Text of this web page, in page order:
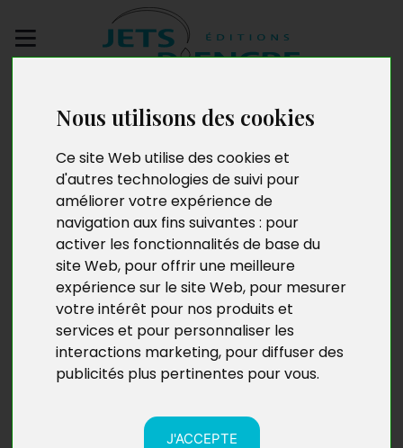
Nous utilisons des cookies
Ce site Web utilise des cookies et
d'autres technologies de suivi pour
améliorer votre expérience de
navigation aux fins suivantes : pour
activer les fonctionnalités de base du
site Web, pour offrir une meilleure
expérience sur le site Web, pour mesurer
votre intérêt pour nos produits et
services et pour personnaliser les
interactions marketing, pour diffuser des
publicités plus pertinentes pour vous.
J'ACCEPTE
manuscrit
Les enfants de la
guerre